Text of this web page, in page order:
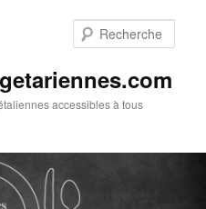
accessibles à tous